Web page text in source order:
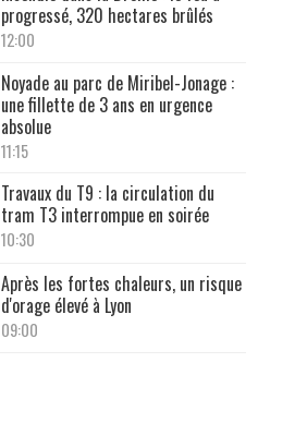
progressé, 320 hectares brûlés
12:00
Noyade au parc de Miribel-Jonage :
une fillette de 3 ans en urgence
absolue
11:15
Travaux du T9 : la circulation du
tram T3 interrompue en soirée
10:30
Après les fortes chaleurs, un risque
d'orage élevé à Lyon
09:00